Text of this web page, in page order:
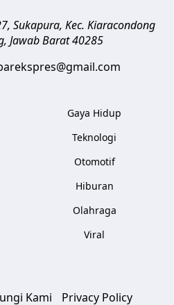
Sukapura, Kec. Kiaracondong
, Jawab Barat 40285
Gaya Hidup
Teknologi
Otomotif
Hiburan
Olahraga
Viral
Kami Privacy Policy